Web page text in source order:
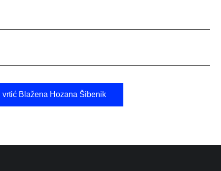
vrtić Blažena Hozana Šibenik